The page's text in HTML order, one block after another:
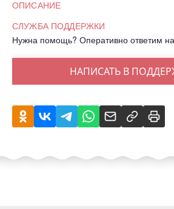
ОПИСАНИЕ
СЛУЖБА ПОДДЕРЖКИ
Нужна помощь? Оперативно ответим
НАПИСАТЬ В